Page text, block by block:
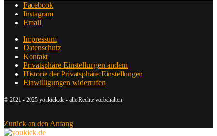
Facebook
Instagram
Email
Impressum
Datenschutz
Kontakt
Privatsphäre-Einstellungen ändern
Historie der Privatsphäre-Einstellungen
Einwilligungen widerrufen
© 2021 - 2025 youkick.de - alle Rechte vorbehalten
Zurück an den Anfang